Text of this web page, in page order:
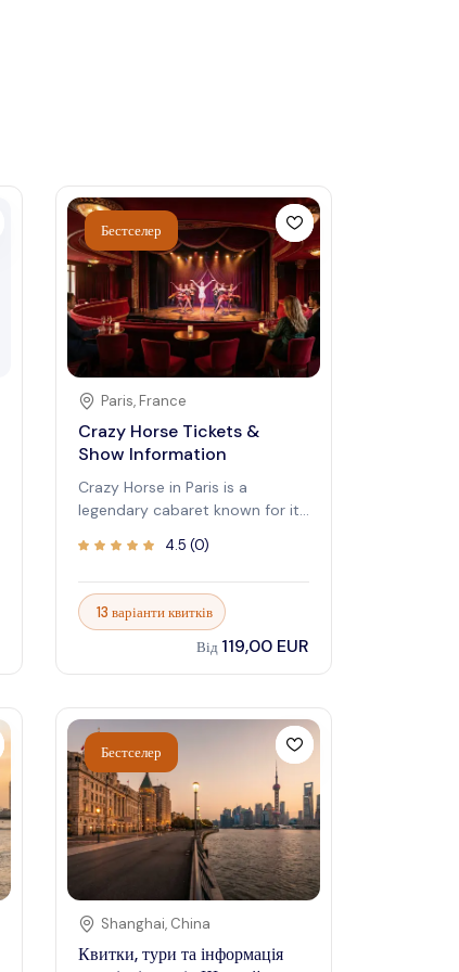
Бестселер
Paris, France
Crazy Horse Tickets &
Show Information
Crazy Horse in Paris is a
legendary cabaret known for its
performances . Since 1951, it has
been a symbol of Parisian
nightlife , captivating audiences
with its unique blend of dance,
light, and visual effects . The
atmosphere is intimate and
unforgettable experience that
tantalizes the senses. As the
lights dim and the music begins,
anticipation fills the air,
promising a night of artistry .
Visitors are enveloped in a
world of beauty and creativity,
where each act is a carefully
crafted masterpiece .
4.5 (0)
13 варіанти квитків
Від 119,00 EUR
Бестселер
Shanghai, China
Квитки, тури та інформація